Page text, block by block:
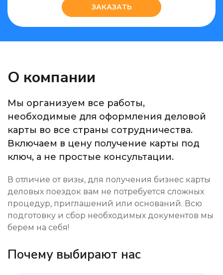
ЗАКАЗАТЬ
О компании
Мы организуем все работы,
необходимые для оформления деловой
карты во все страны сотрудничества.
Включаем в цену получение карты под
ключ, а не простые консультации.
В отличие от визы, для получения бизнес карты
деловых поездок вам не потребуется сложных
процедур, приглашений или оснований. Всю
подготовку и сбор необходимых документов мы
берем на себя!
Почему выбирают нас